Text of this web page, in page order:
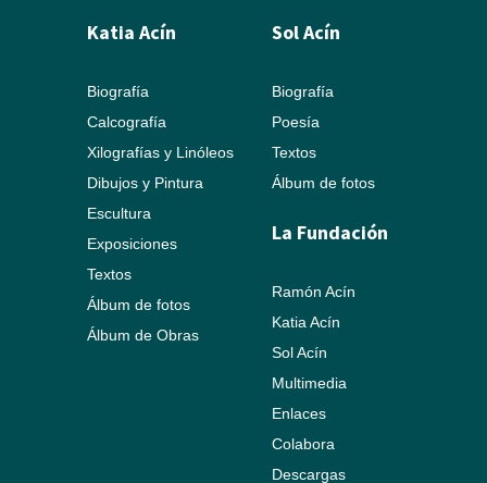
Katia Acín
Biografía
Calcografía
Xilografías y Linóleos
Dibujos y Pintura
Escultura
Exposiciones
Textos
Álbum de fotos
Álbum de Obras
Sol Acín
Biografía
Poesía
Textos
Álbum de fotos
La Fundación
Ramón Acín
Katia Acín
Sol Acín
Multimedia
Enlaces
Colabora
Descargas